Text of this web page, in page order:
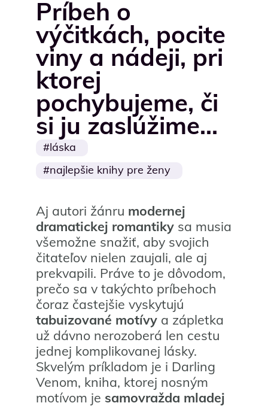
Príbeh o
výčitkách, pocite
viny a nádeji, pri
ktorej
pochybujeme, či
si ju zaslúžime…
láska
najlepšie knihy pre ženy
Aj autori žánru modernej
dramatickej romantiky sa musia
všemožne snažiť, aby svojich
čitateľov nielen zaujali, ale aj
prekvapili. Práve to je dôvodom,
prečo sa v takýchto príbehoch
čoraz častejšie vyskytujú
tabuizované motívy a zápletka
už dávno nerozoberá len cestu
jednej komplikovanej lásky.
Skvelým príkladom je i Darling
Venom, kniha, ktorej nosným
motívom je samovražda mladej